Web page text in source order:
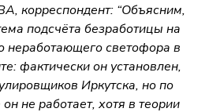
корреспондент: “Объясним,
подсчёта безработицы на
неработающего светофора в
фактически он установлен,
Иркутска, но по
не работает, хотя в теории